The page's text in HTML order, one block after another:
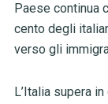
Paese continua
cento degli
verso gli
L’Italia supera